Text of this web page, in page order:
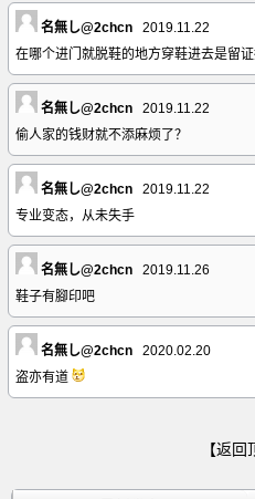
名無し@2chcn
2019.11.22
在哪个进门就脱鞋的地方穿鞋进去是留
名無し@2chcn
2019.11.22
偷人家的钱财就不添麻烦了？
名無し@2chcn
2019.11.22
专业变态，从未失手
名無し@2chcn
2019.11.26
鞋子有腳印吧
名無し@2chcn
2020.02.20
盗亦有道
【返回